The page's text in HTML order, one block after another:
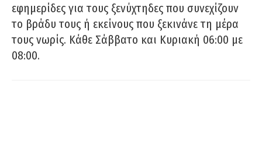
εφημερίδες για τους ξενύχτηδες που συνεχίζουν
το βράδυ τους ή εκείνους που ξεκινάνε τη μέρα
τους νωρίς. Κάθε Σάββατο και Κυριακή 06:00 με
08:00.